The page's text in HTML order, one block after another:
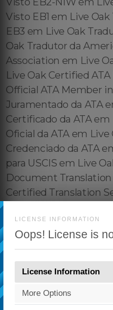
LICENSE INFORMATION
Oops! License is
License Information
More Options